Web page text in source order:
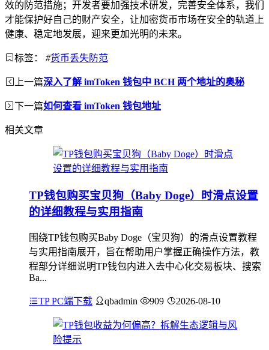
效的防范措施；开发者要加强技术研发，完善安全体系，我们
才能保护好自己的财产安全，让加密货币市场在安全的轨道上
健康、稳定地发展，迎来更加光明的未来。
标签： #货币丢失防范
上一篇深入了解 imToken 钱包中 BCH 两个地址的奥秘
下一篇如何查看 imToken 钱包地址
相关文章
TP钱包购买宝贝狗（Baby Doge）时滑点设置
的详细教程与实用指南
围绕TP钱包购买Baby Doge（宝贝狗）的滑点设置教程
与实用指南展开，旨在帮助用户掌握正确操作方法，教
程部分详细说明TP钱包内进入去中心化交易板块、搜索
Ba...
TP PC端下载 qbadmin 909 2026-08-10